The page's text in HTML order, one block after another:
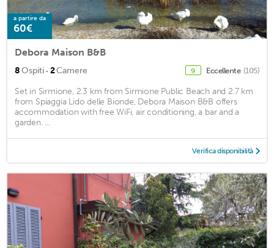
a partire da
60€
Debora Maison B&B
8Ospiti · 2Camere 9 Eccellente (105)
Set in Sirmione, 2.3 km from Sirmione Public Beach and 2.7 km
from Spiaggia Lido delle Bionde, Debora Maison B&B offers
accommodation with free WiFi, air conditioning, a bar and a
garden. ...
Verifica disponibilità